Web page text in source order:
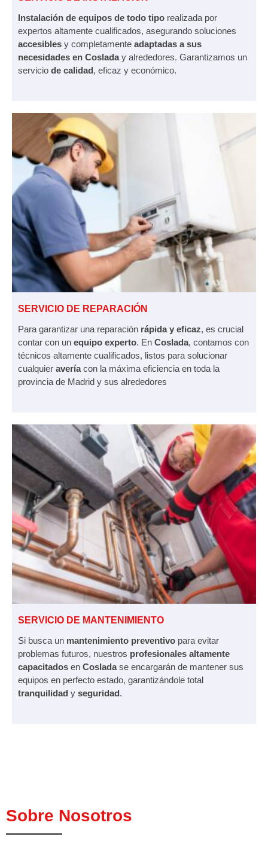
Instalación de equipos de todo tipo realizada por
expertos altamente cualificados, asegurando soluciones
accesibles y completamente adaptadas a sus
necesidades en Cosladay alrededores. Garantizamos un
servicio de calidad, eficaz y económico.
SERVICIO DE REPARACIÓN
Para garantizar una reparación rápida y eficaz, es crucial
contar con un equipo experto. En Coslada, contamos con
técnicos altamente cualificados, listos para solucionar
cualquier averíacon la máxima eficiencia en toda la
provincia de Madrid y sus alrededores
SERVICIO DE MANTENIMIENTO
Si busca un mantenimiento preventivo para evitar
problemas futuros, nuestros profesionales altamente
capacitados en Cosladase encargarán de mantener sus
equipos en perfecto estado, garantizándole total
tranquilidad y seguridad.
Sobre Nosotros